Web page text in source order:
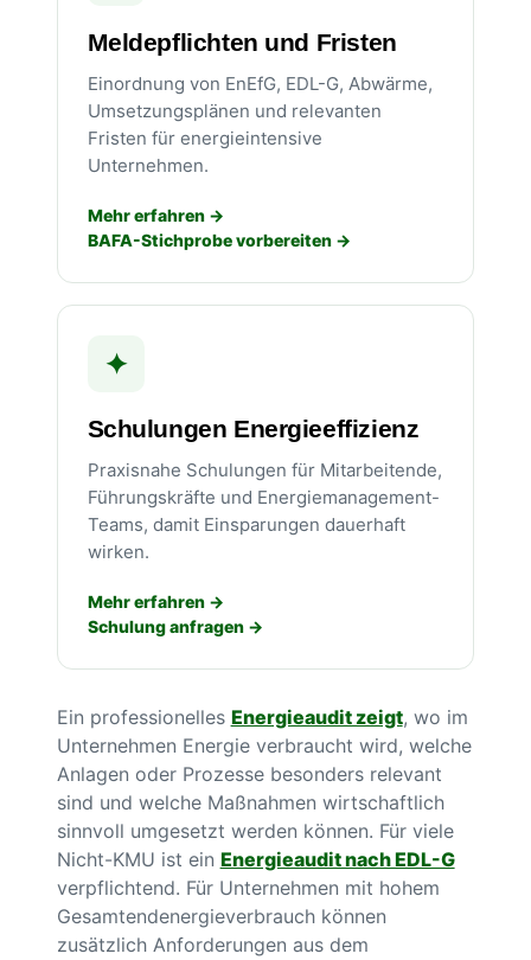
Meldepflichten und Fristen
Einordnung von EnEfG, EDL-G, Abwärme,
Umsetzungsplänen und relevanten
Fristen für energieintensive
Unternehmen.
Mehr erfahren
BAFA-Stichprobe vorbereiten
✦
Schulungen Energieeffizienz
Praxisnahe Schulungen für Mitarbeitende,
Führungskräfte und Energiemanagement-
Teams, damit Einsparungen dauerhaft
wirken.
Mehr erfahren
Schulung anfragen
Ein professionelles Energieaudit zeigt, wo im
Unternehmen Energie verbraucht wird, welche
Anlagen oder Prozesse besonders relevant
sind und welche Maßnahmen wirtschaftlich
sinnvoll umgesetzt werden können. Für viele
Nicht-KMU ist ein Energieaudit nach EDL-G
verpflichtend. Für Unternehmen mit hohem
Gesamtendenergieverbrauch können
zusätzlich Anforderungen aus dem